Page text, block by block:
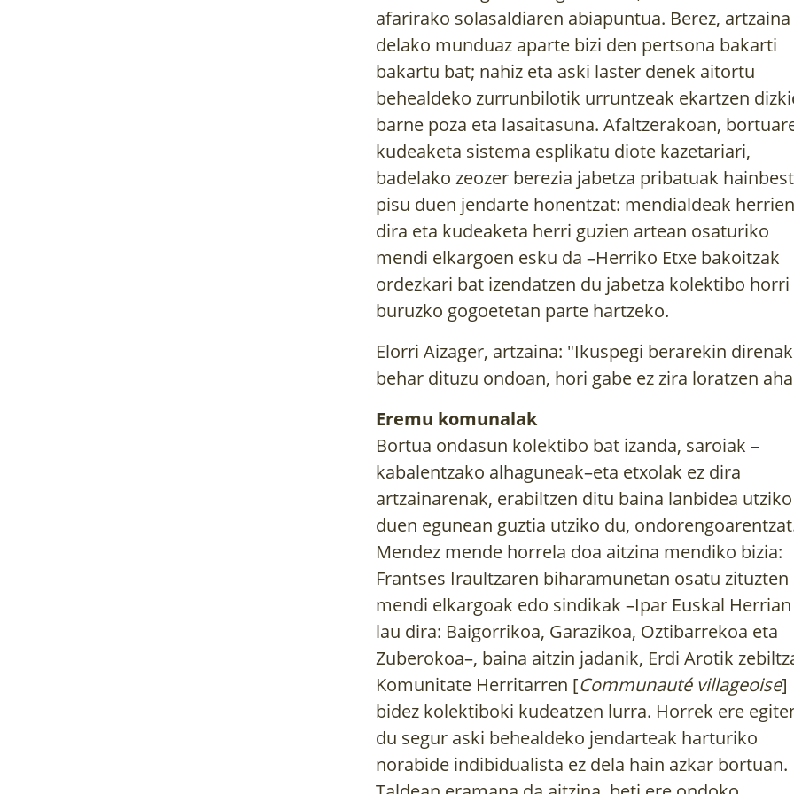
afarirako solasaldiaren abiapuntua. Berez, artzaina
delako munduaz aparte bizi den pertsona bakarti
bakartu bat; nahiz eta aski laster denek aitortu
behealdeko zurrunbilotik urruntzeak ekartzen
barne poza eta lasaitasuna. Afaltzerakoan,
kudeaketa sistema esplikatu diote kazetariari,
badelako zeozer berezia jabetza pribatuak
pisu duen jendarte honentzat: mendialdeak
dira eta kudeaketa herri guzien artean osaturiko
mendi elkargoen esku da –Herriko Etxe bakoitzak
ordezkari bat izendatzen du jabetza kolektibo horri
buruzko gogoetetan parte hartzeko.
Elorri Aizager, artzaina: "Ikuspegi berarekin direnak
behar dituzu ondoan, hori gabe ez zira loratzen
Eremu komunalak
Bortua ondasun kolektibo bat izanda, saroiak –
kabalentzako alhaguneak–eta etxolak ez dira
artzainarenak, erabiltzen ditu baina lanbidea utziko
duen egunean guztia utziko du,
Mendez mende horrela doa aitzina mendiko bizia:
Frantses Iraultzaren biharamunetan osatu zituzten
mendi elkargoak edo sindikak –Ipar Euskal Herrian
lau dira: Baigorrikoa, Garazikoa, Oztibarrekoa eta
Zuberokoa–, baina aitzin jadanik, Erdi Arotik
Komunitate Herritarren [Communauté villageoise]
bidez kolektiboki kudeatzen lurra. Horrek ere
du segur aski behealdeko jendarteak harturiko
norabide indibidualista ez dela hain azkar bortuan.